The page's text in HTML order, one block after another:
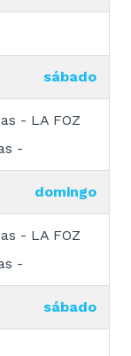
sábado
- LA FOZ
-
domingo
- LA FOZ
-
sábado